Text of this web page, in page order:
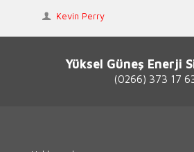
Kevin Perry
Yüksel Güneş Enerji
(0266) 373 17